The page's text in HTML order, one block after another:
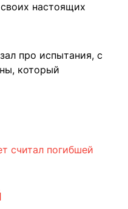
настоящих
про испытания, с
который
считал погибшей